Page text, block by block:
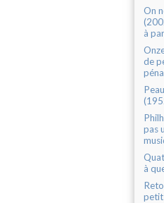
On
à
de
pas
à
petit